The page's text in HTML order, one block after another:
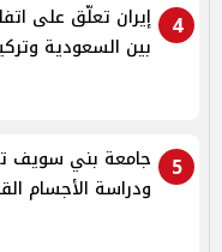
4
إيران تعلّق على
بين السعودية
5
جامعة بني سويف
ودراسة الأجسام